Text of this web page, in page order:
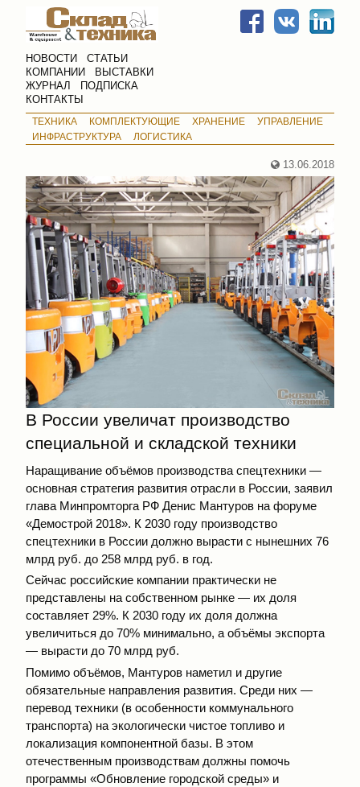
НОВОСТИ
СТАТЬИ
КОМПАНИИ
ВЫСТАВКИ
ЖУРНАЛ
ПОДПИСКА
КОНТАКТЫ
ТЕХНИКА КОМПЛЕКТУЮЩИЕ ХРАНЕНИЕ
УПРАВЛЕНИЕ
ИНФРАСТРУКТУРА
ЛОГИСТИКА
13.06.2018
В России увеличат производство
специальной и складской техники
Наращивание объёмов производства спецтехники —
основная стратегия развития отрасли в России, заявил
глава Минпромторга РФ Денис Мантуров на форуме
«Демострой 2018». К 2030 году производство
спецтехники в России должно вырасти с нынешних 76
млрд руб. до 258 млрд руб. в год.
Сейчас российские компании практически не
представлены на собственном рынке — их доля
составляет 29%. К 2030 году их доля должна
увеличиться до 70% минимально, а объёмы экспорта
— вырасти до 70 млрд руб.
Помимо объёмов, Мантуров наметил и другие
обязательные направления развития. Среди них —
перевод техники (в особенности коммунального
транспорта) на экологически чистое топливо и
локализация компонентной базы. В этом
отечественным производствам должны помочь
программы «Обновление городской среды» и